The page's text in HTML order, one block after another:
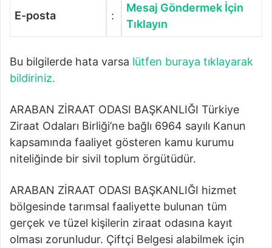
E-posta :
Mesaj Göndermek İçin
Tıklayın
Bu bilgilerde hata varsa lütfen buraya tıklayarak
bildiriniz.
ARABAN ZİRAAT ODASI BAŞKANLIĞI Türkiye
Ziraat Odaları Birliği’ne bağlı 6964 sayılı Kanun
kapsamında faaliyet gösteren kamu kurumu
niteliğinde bir sivil toplum örgütüdür.
ARABAN ZİRAAT ODASI BAŞKANLIĞI hizmet
bölgesinde tarımsal faaliyette bulunan tüm
gerçek ve tüzel kişilerin ziraat odasına kayıt
olması zorunludur. Çiftçi Belgesi alabilmek için